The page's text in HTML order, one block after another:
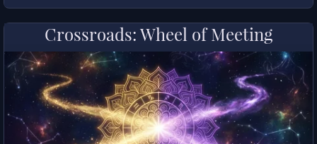
Crossroads: Wheel of Meeting